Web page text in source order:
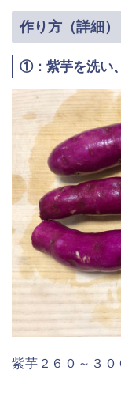
作り方（詳細）
①：紫芋を洗い
紫芋２６０～３０